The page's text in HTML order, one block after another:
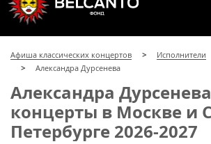
8 (499) 923-22-78
с 10:00 до 20:00
Афиша классических концертов
Исполнители
Александра Дурсенева
Александра
концерты в Москве и
Петербурге 2026-2027